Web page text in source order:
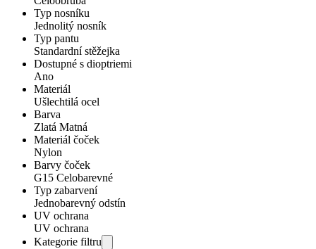
Typ nosníku
Jednolitý nosník
Typ pantu
Standardní stěžejka
Dostupné s dioptriemi
Ano
Materiál
Ušlechtilá ocel
Barva
Zlatá Matná
Materiál čoček
Nylon
Barvy čoček
G15 Celobarevné
Typ zabarvení
Jednobarevný odstín
UV ochrana
UV ochrana
Kategorie filtru